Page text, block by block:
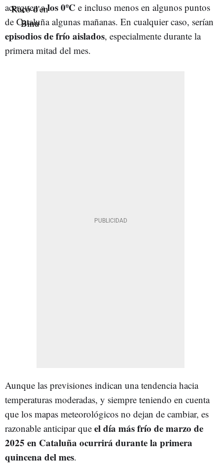
acerquen alos 0ºC e incluso menos en algunos puntos
de Cataluña algunas mañanas. En cualquier caso, serían
episodios de frío aislados, especialmente durante la
primera mitad del mes.​
Aunque las previsiones indican una tendencia hacia
temperaturas moderadas, y siempre teniendo en cuenta
que los mapas meteorológicos no dejan de cambiar, es
razonable anticipar que el día más frío de marzo de
2025 en Cataluña ocurrirá durante la primera
quincena del mes.